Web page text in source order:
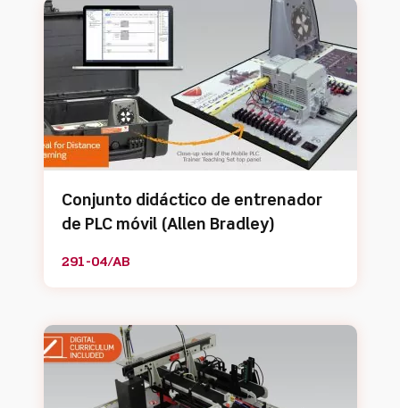
Conjunto didáctico de entrenador
de PLC móvil (Allen Bradley)
291-04/AB